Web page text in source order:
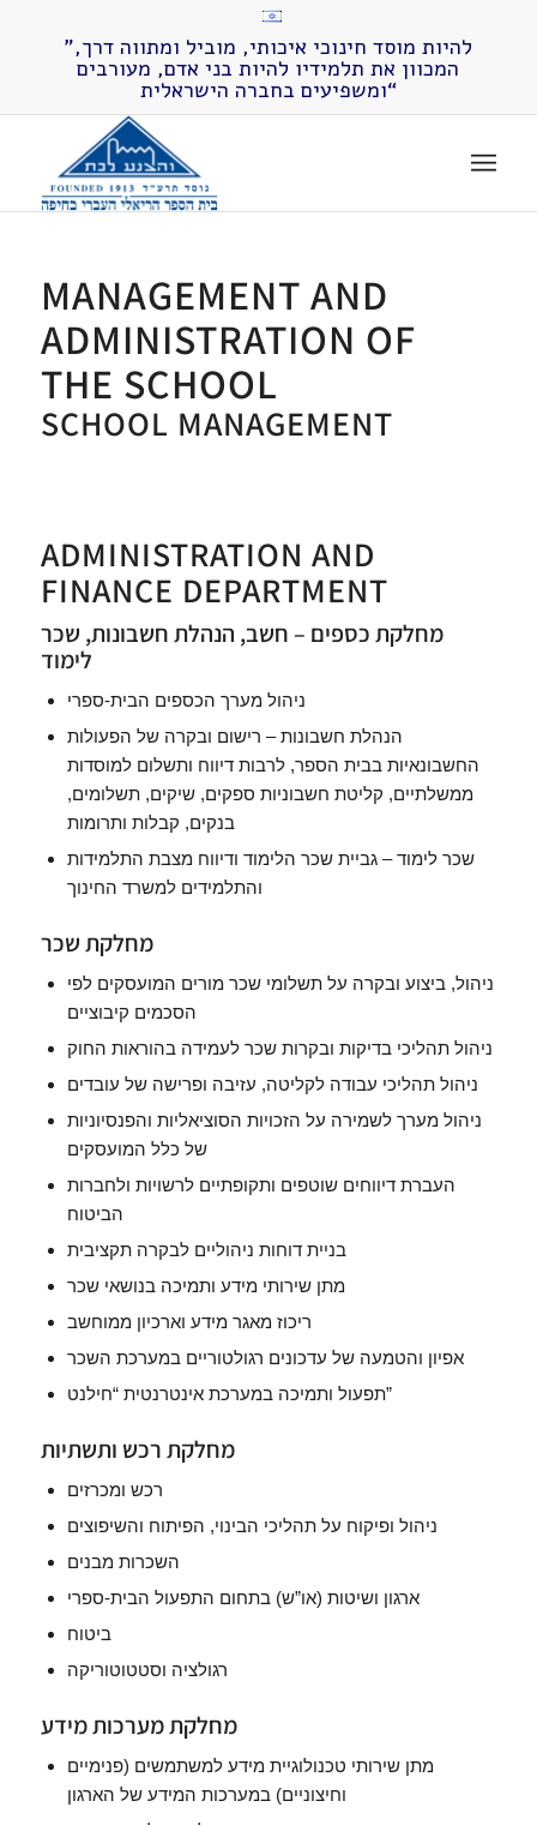
”להיות מוסד חינוכי איכותי, מוביל ומתווה דרך,
המכוון את תלמידיו להיות בני אדם, מעורבים
ומשפיעים בחברה הישראלית“
MANAGEMENT AND
ADMINISTRATION OF
THE SCHOOL
SCHOOL MANAGEMENT
ADMINISTRATION AND
FINANCE DEPARTMENT
מחלקת כספים – חשב, הנהלת חשבונות, שכר
לימוד
ניהול מערך הכספים הבית-ספרי
הנהלת חשבונות – רישום ובקרה של הפעולות
החשבונאיות בבית הספר, לרבות דיווח ותשלום למוסדות
ממשלתיים, קליטת חשבוניות ספקים, שיקים, תשלומים,
בנקים, קבלות ותרומות
שכר לימוד – גביית שכר הלימוד ודיווח מצבת התלמידות
והתלמידים למשרד החינוך
מחלקת שכר
ניהול, ביצוע ובקרה על תשלומי שכר מורים המועסקים לפי
הסכמים קיבוציים
ניהול תהליכי בדיקות ובקרות שכר לעמידה בהוראות החוק
ניהול תהליכי עבודה לקליטה, עזיבה ופרישה של עובדים
ניהול מערך לשמירה על הזכויות הסוציאליות והפנסיוניות
של כלל המועסקים
העברת דיווחים שוטפים ותקופתיים לרשויות ולחברות
הביטוח
בניית דוחות ניהוליים לבקרה תקציבית
מתן שירותי מידע ותמיכה בנושאי שכר
ריכוז מאגר מידע וארכיון ממוחשב
אפיון והטמעה של עדכונים רגולטוריים במערכת השכר
תפעול ותמיכה במערכת אינטרנטית “חילנט”
מחלקת רכש ותשתיות
רכש ומכרזים
ניהול ופיקוח על תהליכי הבינוי, הפיתוח והשיפוצים
השכרות מבנים
ארגון ושיטות (או”ש) בתחום התפעול הבית-ספרי
ביטוח
רגולציה וסטטוטוריקה
מחלקת מערכות מידע
מתן שירותי טכנולוגיית מידע למשתמשים (פנימיים
וחיצוניים) במערכות המידע של הארגון